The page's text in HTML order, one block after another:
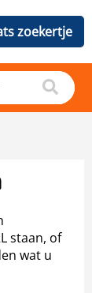
zoekertje
staan, of
wat u